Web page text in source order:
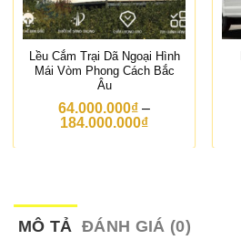
Lều Cắm Trại Dã Ngoại Hình
Mái Vòm Phong Cách Bắc
Âu
64.000.000₫ –
184.000.000₫K
i
MÔ TẢ ĐÁNH GIÁ (0)